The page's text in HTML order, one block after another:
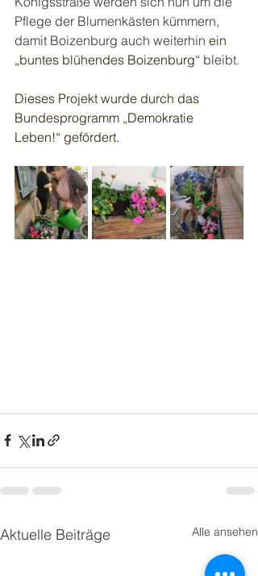
Pflege der Blumenkästen kümmern,
damit Boizenburg auch weiterhin ein
„buntes blühendes Boizenburg“ bleibt.
Dieses Projekt wurde durch das
Bundesprogramm „Demokratie
Leben!“ gefördert.
Aktuelle Beiträge Alle ansehen